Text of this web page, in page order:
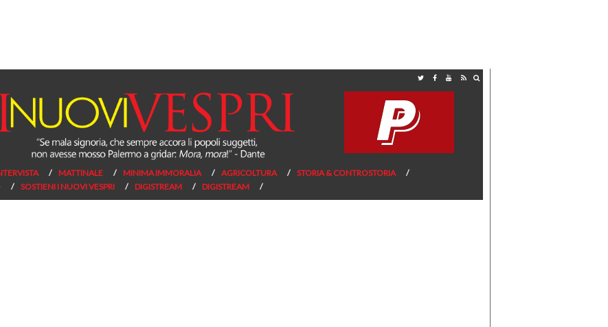
MATTINALE MINIMA IMMORALIA AGRICOLTURA
STORIA & CONTROSTORIA
SOSTIENI I NUOVI VESPRI DIGISTREAM DIGISTREAM